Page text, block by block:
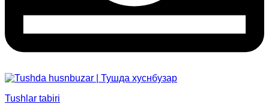
Tushlar tabiri